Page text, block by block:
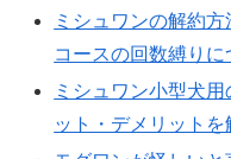
ミシュワンの解約
コースの回数縛りに
ミシュワン小型犬
ット・デメリットを